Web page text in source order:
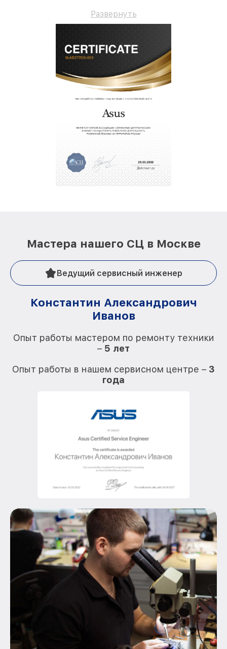
Развернуть
Мастера нашего СЦ в Москве
Ведущий сервисный инженер
Константин Александрович
Иванов
Опыт работы мастером по ремонту техники
– 5 лет
Опыт работы в нашем сервисном центре – 3
года